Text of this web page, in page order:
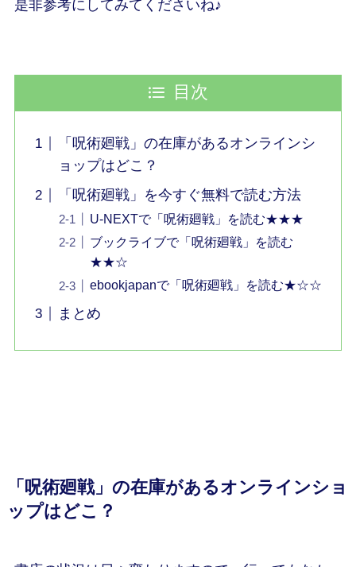
是非参考にしてみてくださいね♪
目次
「呪術廻戦」の在庫があるオンラインシ
ョップはどこ？
「呪術廻戦」を今すぐ無料で読む方法
U-NEXTで「呪術廻戦」を読む★★★
ブックライブで「呪術廻戦」を読む
★★☆
ebookjapanで「呪術廻戦」を読む★☆☆
まとめ
「呪術廻戦」の在庫があるオンラインショ
ップはどこ？